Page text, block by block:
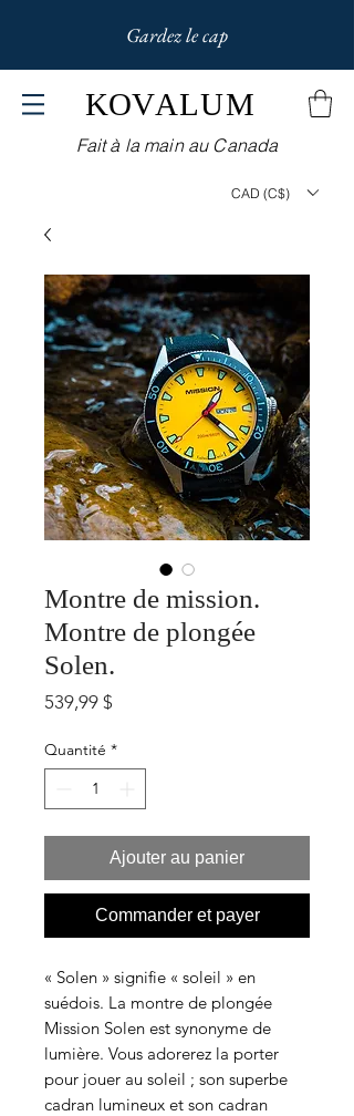
Gardez le cap
KOVALUM
Fait à la main au Canada
CAD (C$)
Montre de mission.
Montre de plongée
Solen.
539,99 $
Quantité *
Ajouter au panier
Commander et payer
« Solen » signifie « soleil » en
suédois. La montre de plongée
Mission Solen est synonyme de
lumière. Vous adorerez la porter
pour jouer au soleil ; son superbe
cadran lumineux et son cadran